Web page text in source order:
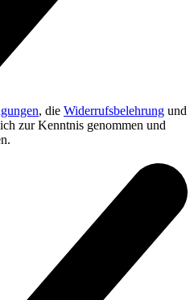
, die Widerrufsbelehrung und
zur Kenntnis genommen und